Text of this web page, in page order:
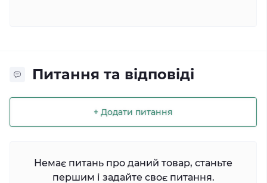
Питання та відповіді
+ Додати питання
Немає питань про даний товар, станьте
першим і задайте своє питання.